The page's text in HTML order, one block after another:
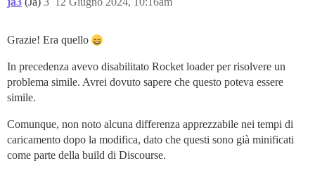
Grazie! Era quello
In precedenza avevo disabilitato Rocket loader per risolvere un
problema simile. Avrei dovuto sapere che questo poteva essere
simile.
Comunque, non noto alcuna differenza apprezzabile nei tempi di
caricamento dopo la modifica, dato che questi sono già minificati
come parte della build di Discourse.